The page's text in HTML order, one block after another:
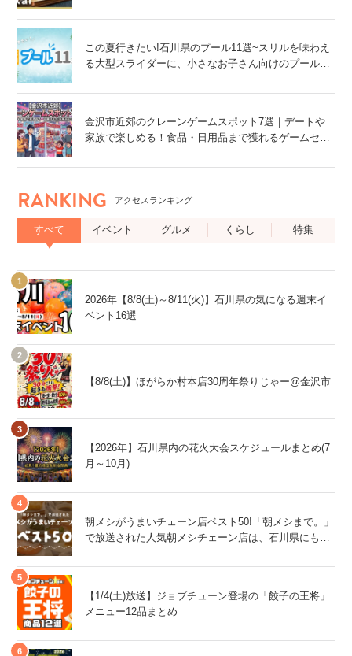
この夏行きたい!石川県のプール11選~スリルを味わえ
る大型スライダーに、小さなお子さん向けのプール
金沢市近郊のクレーンゲームスポット7選｜デートや
家族で楽しめる！食品・日用品まで獲れるゲームセン
RANKING アクセスランキング
すべて イベント グルメ くらし 特集
2026年【8/8(土)～8/11(火)】石川県の気になる週末イ
ベント16選
【8/8(土)】ほがらか村本店30周年祭りじゃー@金沢市
【2026年】石川県内の花火大会スケジュールまとめ(7
月～10月)
朝メシがうまいチェーン店ベスト50!「朝メシまで。」
で放送された人気朝メシチェーン店は、石川県にもあ
【1/4(土)放送】ジョブチューン登場の「餃子の王将」
メニュー12品まとめ